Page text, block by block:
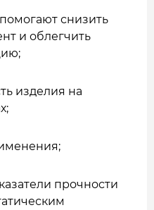
снизить
и облегчить
изделия на
прочности